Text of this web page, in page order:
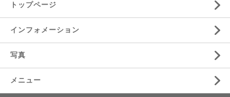
トップページ
インフォメーション
写真
メニュー